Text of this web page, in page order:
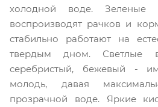
холодной воде. Зеленые
воспроизводят рачков и
стабильно работают на
твердым дном. Светлые
серебристый, бежевый -
молодь, давая
прозрачной воде. Яркие